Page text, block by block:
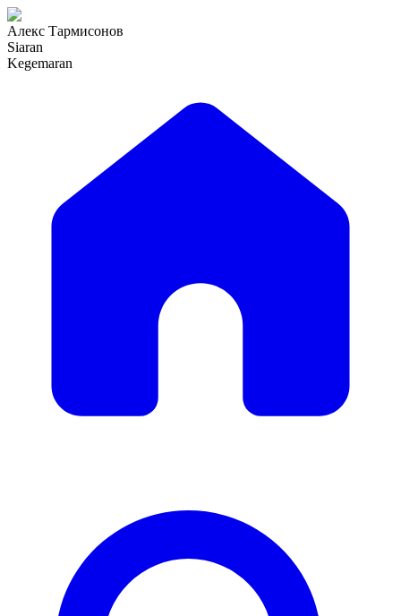
Алекс Тармисонов
Siaran
Kegemaran